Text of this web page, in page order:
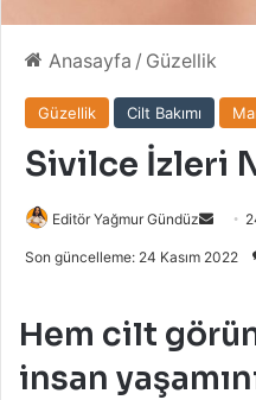
Anasayfa / Güzellik
Güzellik Cilt Bakımı
Sivilce İzleri
Editör Yağmur Gündüz
Bir
Son güncelleme: 24 Kasım 2022
Hem cilt
insan